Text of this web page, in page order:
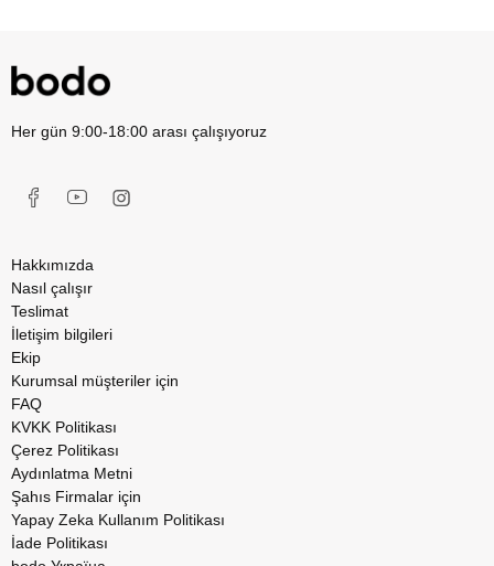
Her gün 9:00-18:00 arası çalışıyoruz
Hakkımızda
Nasıl çalışır
Teslimat
İletişim bilgileri
Ekip
Kurumsal müşteriler için
FAQ
KVKK Politikası
Çerez Politikası
Aydınlatma Metni
Şahıs Firmalar için
Yapay Zeka Kullanım Politikası
İade Politikası